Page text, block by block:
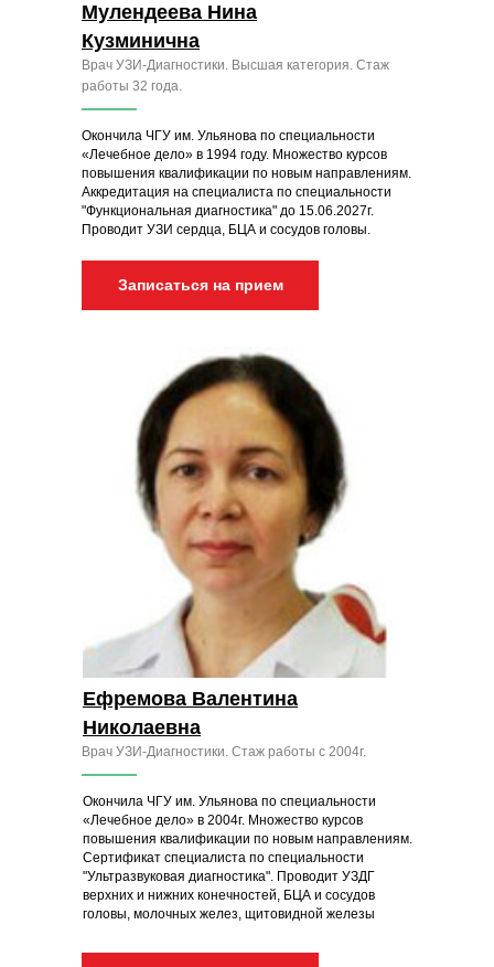
Врач УЗИ-Диагностики. Стаж работы с 2004г.
Ефремова Валентина
Николаевна
Окончила ЧГУ им. Ульянова по специальности
«Лечебное дело» в 2004г. Множество курсов
повышения квалификации по новым направлениям.
Сертификат специалиста по специальности
"Ультразвуковая диагностика". Проводит УЗДГ
верхних и нижних конечностей, БЦА и сосудов
головы, молочных желез, щитовидной железы
Врач УЗИ-Диагностики. Высшая категория. Стаж
работы 32 года.
Мулендеева Нина
Кузминична
Окончила ЧГУ им. Ульянова по специальности
«Лечебное дело» в 1994 году. Множество курсов
повышения квалификации по новым направлениям.
Аккредитация на специалиста по специальности
"Функциональная диагностика" до 15.06.2027г.
Проводит УЗИ сердца, БЦА и сосудов головы.
Записаться на прием